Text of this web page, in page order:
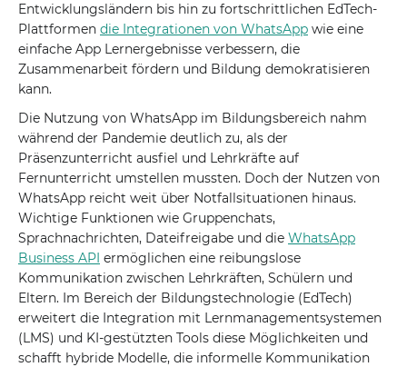
Entwicklungsländern bis hin zu fortschrittlichen EdTech-
Plattformen die Integrationen von WhatsApp wie eine
einfache App Lernergebnisse verbessern, die
Zusammenarbeit fördern und Bildung demokratisieren
kann.
Die Nutzung von WhatsApp im Bildungsbereich nahm
während der Pandemie deutlich zu, als der
Präsenzunterricht ausfiel und Lehrkräfte auf
Fernunterricht umstellen mussten. Doch der Nutzen von
WhatsApp reicht weit über Notfallsituationen hinaus.
Wichtige Funktionen wie Gruppenchats,
Sprachnachrichten, Dateifreigabe und die WhatsApp
Business API ermöglichen eine reibungslose
Kommunikation zwischen Lehrkräften, Schülern und
Eltern. Im Bereich der Bildungstechnologie (EdTech)
erweitert die Integration mit Lernmanagementsystemen
(LMS) und KI-gestützten Tools diese Möglichkeiten und
schafft hybride Modelle, die informelle Kommunikation